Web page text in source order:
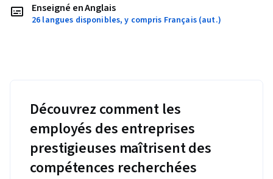
Enseigné en Anglais
26 langues disponibles, y compris Français (aut.)
Découvrez comment les
employés des entreprises
prestigieuses maîtrisent des
compétences recherchées